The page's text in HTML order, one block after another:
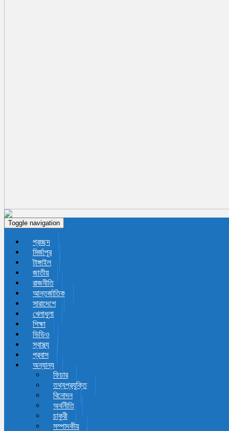
Toggle navigation
প্রচ্ছদ
মির্জাপুর
টাঙ্গাইল
জাতীয়
রাজনীতি
আন্তর্জাতিক
সারাদেশে
খেলাধুলা
শিক্ষা
ভিডিও
স্বাস্থ্য
প্রবাস
অন্যান্য
ফিচার
তথ্যপ্রযুক্তি
বিনোদন
অর্থনীতি
চাকুরী
সম্পাদকীয়